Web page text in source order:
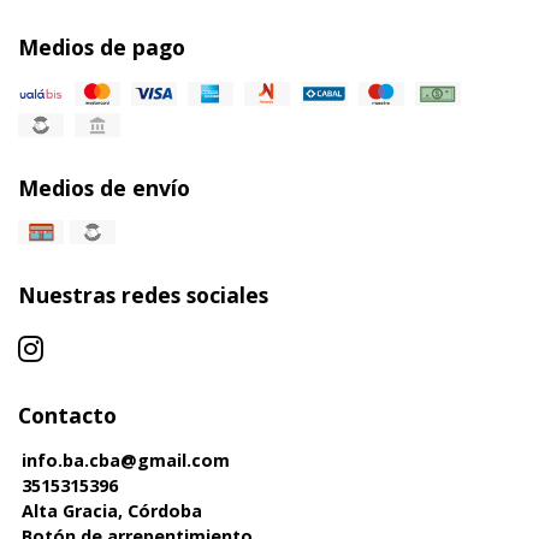
Medios de pago
Medios de envío
Nuestras redes sociales
Contacto
info.ba.cba@gmail.com
3515315396
Alta Gracia, Córdoba